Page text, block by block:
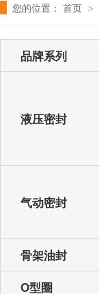
您的位置： 首页 >
品牌系列
液压密封
气动密封
骨架油封
O型圈